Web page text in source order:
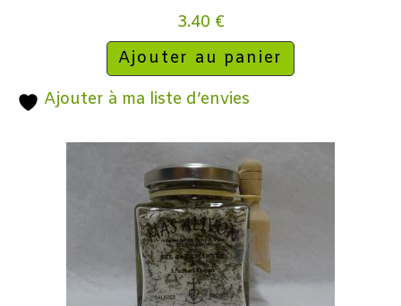
3.40 €
Ajouter au panier
Ajouter à ma liste d’envies